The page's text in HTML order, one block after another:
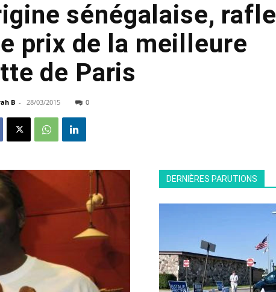
sénégalaise, rafle
prix de la meilleure
de Paris
B - 28/03/2015 0
DERNIÈRES PARUTIONS